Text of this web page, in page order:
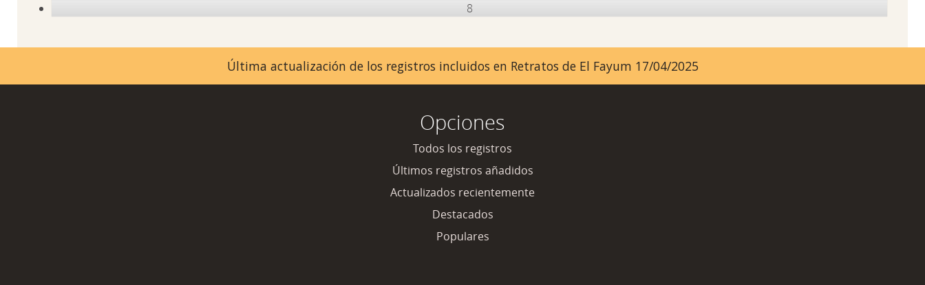
8
Última actualización de los registros incluidos en Retratos de El Fayum 17/04/2025
Opciones
Todos los registros
Últimos registros añadidos
Actualizados recientemente
Destacados
Populares